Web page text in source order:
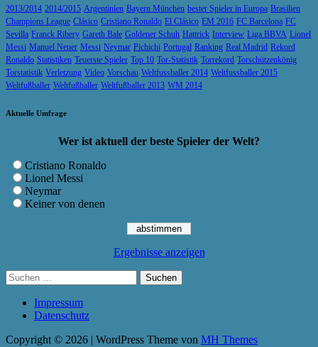
2013/2014 2014/2015 Argentinien Bayern München bester Spieler in Europa Brasilien
Champions League Clásico Cristiano Ronaldo El Clásico EM 2016 FC Barcelona FC
Sevilla Franck Ribery Gareth Bale Goldener Schuh Hattrick Interview Liga BBVA Lionel
Messi Manuel Neuer Messi Neymar Pichichi Portugal Ranking Real Madrid Rekord
Ronaldo Statistiken Teuerste Spieler Top 10 Tor-Statistik Torrekord Torschützenkönig
Torstatistik Verletzung Video Vorschau Weltfussballer 2014 Weltfussballer 2015
Weltfußballer Weltfußballer Weltfußballer 2013 WM 2014
Aktuelle Umfrage
Wer ist aktuell der beste Spieler der Welt?
Cristiano Ronaldo
Lionel Messi
Neymar
Keiner von denen
Ergebnisse anzeigen
Suchen
nach:
Impressum
Datenschutz
Copyright © 2026 | WordPress Theme von MH Themes